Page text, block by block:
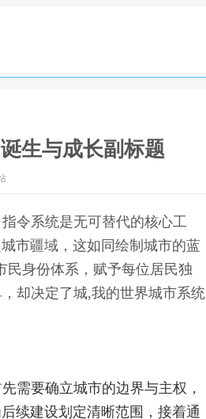
生与成长副标题
令系统是无可替代的核心工
市疆域，这如同绘制城市的蓝
民身份体系，赋予每位居民独
却决定了城,我的世界城市系统
需要确立城市的边界与主权，
续建设划定清晰范围，接着通